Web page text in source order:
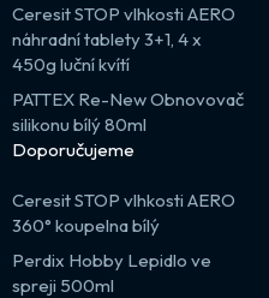
Ceresit STOP vlhkosti AERO
náhradní tablety 3+1, 4 x
450g luční kvítí
PATTEX Re-New Obnovovač
silikonu bílý 80ml
Doporučujeme
Ceresit STOP vlhkosti AERO
360° koupelna bílý
Perdix Hobby Lepidlo ve
spreji 500ml